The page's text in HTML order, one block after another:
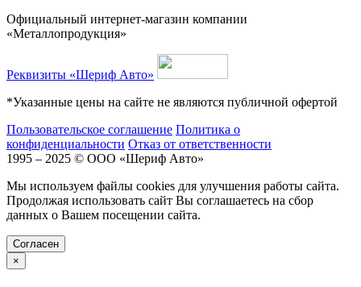
Официальный интернет-магазин компании
«Металлопродукция»
Реквизиты «Шериф Авто»
*Указанные цены на сайте не являются публичной офертой
Пользовательское соглашение Политика о
конфиденциальности Отказ от ответственности
1995 – 2025 © ООО «Шериф Авто»
Мы используем файлы cookies для улучшения работы сайта.
Продолжая использовать сайт Вы соглашаетесь на сбор
данных о Вашем посещении сайта.
Cогласен
×